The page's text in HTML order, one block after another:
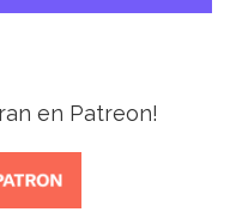
en Patreon!